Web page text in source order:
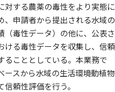
対する農薬の毒性をより実態に
、申請者から提出される水域の
（毒性データ）の他に、公表さ
ける毒性データを収集し、信頼
ることとしている。本業務で
ースから水域の生活環境動植物
頼性評価を行う。